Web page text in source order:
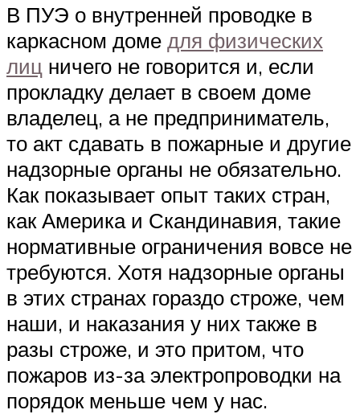
В ПУЭ о внутренней проводке в
каркасном доме для физических
лиц ничего не говорится и, если
прокладку делает в своем доме
владелец, а не предприниматель,
то акт сдавать в пожарные и другие
надзорные органы не обязательно.
Как показывает опыт таких стран,
как Америка и Скандинавия, такие
нормативные ограничения вовсе не
требуются. Хотя надзорные органы
в этих странах гораздо строже, чем
наши, и наказания у них также в
разы строже, и это притом, что
пожаров из-за электропроводки на
порядок меньше чем у нас.